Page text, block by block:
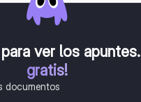
ver los apuntes.
gratis!
documentos